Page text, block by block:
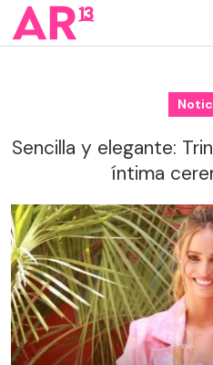
Sencilla y elegante:
íntima